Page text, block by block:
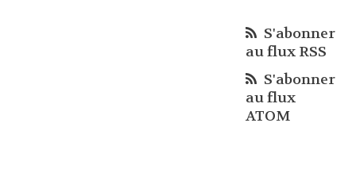
S'abonner
au flux RSS
S'abonner
au flux
ATOM